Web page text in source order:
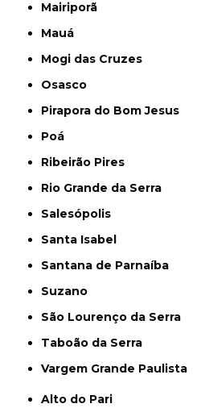
Mairiporã
Mauá
Mogi das Cruzes
Osasco
Pirapora do Bom Jesus
Poá
Ribeirão Pires
Rio Grande da Serra
Salesópolis
Santa Isabel
Santana de Parnaíba
Suzano
São Lourenço da Serra
Taboão da Serra
Vargem Grande Paulista
Alto do Pari